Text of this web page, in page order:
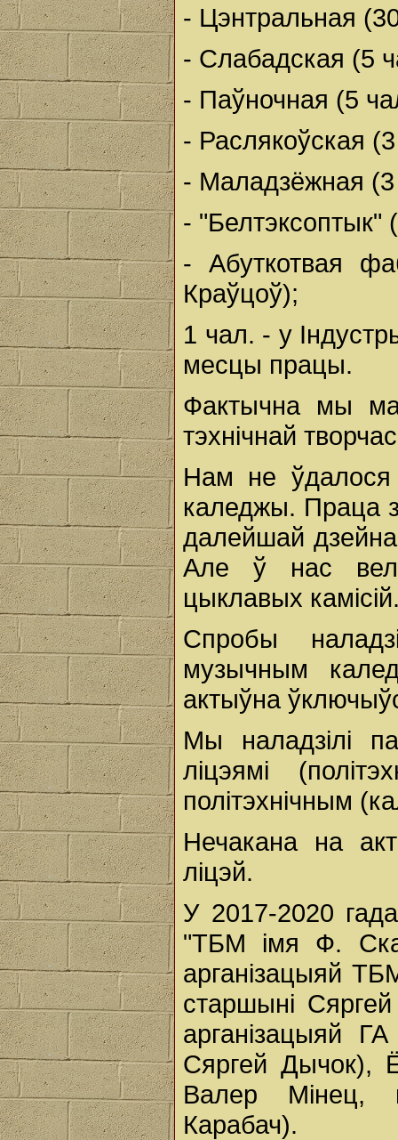
- Цэнтральная
- Слабадская (5
- Паўночная (5
- Раслякоўская
- Маладзёжная (3
- "Белтэксоптык"
- Абуткотвая
Краўцоў);
1 чал. - у
месцы працы.
Фактычна мы
тэхнічнай
Нам не ўдалося
каледжы. Праца з
далейшай
Але ў нас
цыклавых
Спробы
музычным
актыўна
Мы наладзілі
ліцэямі
політэхнічным
Нечакана на
ліцэй.
У 2017-2020
"ТБМ імя Ф.
арганізацыяй
старшыні
арганізацыяй
Сяргей Дычок),
Валер Мінец,
Карабач).